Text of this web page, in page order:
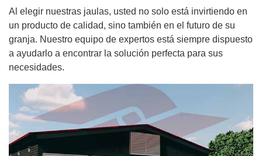
Al elegir nuestras jaulas, usted no solo está invirtiendo en
un producto de calidad, sino también en el futuro de su
granja. Nuestro equipo de expertos está siempre dispuesto
a ayudarlo a encontrar la solución perfecta para sus
necesidades.